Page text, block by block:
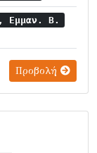
Εμμαν. Β.
Προβολή